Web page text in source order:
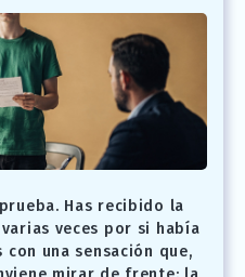
Has recibido la
veces por si había
una sensación que,